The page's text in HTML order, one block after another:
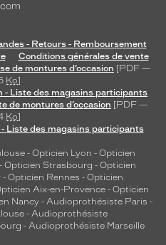
- Retours - Remboursement
Conditions générales de vente
de montures d’occasion [PDF —
Ko]
- Liste des magasins participants
de montures d’occasion [PDF —
Ko]
Liste des magasins participants
- Opticien Lyon - Opticien
- Opticien Strasbourg - Opticien
- Opticien Rennes - Opticien
Aix-en-Provence - Opticien
Nancy - Audioprothésiste Paris -
- Audioprothésiste
- Audioprothésiste Marseille